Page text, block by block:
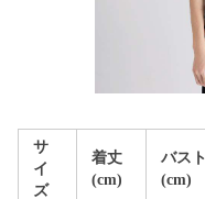
サ
イ
ズ
着丈
(cm)
バスト
(cm)